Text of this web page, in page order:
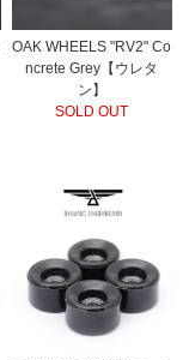
OAK WHEELS "RV2" Co
ncrete Grey【ウレタ
ン】
SOLD OUT